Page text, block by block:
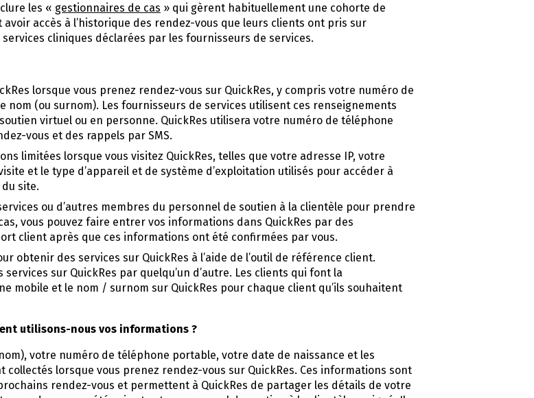
les « gestionnaires de cas » qui gèrent habituellement une cohorte de
accès à l’historique des rendez-vous que leurs clients ont pris sur
cliniques déclarées par les fournisseurs de services.
lorsque vous prenez rendez-vous sur QuickRes, y compris votre numéro de
(ou surnom). Les fournisseurs de services utilisent ces renseignements
virtuel ou en personne. QuickRes utilisera votre numéro de téléphone
vous et des rappels par SMS.
limitées lorsque vous visitez QuickRes, telles que votre adresse IP, votre
et le type d’appareil et de système d’exploitation utilisés pour accéder à
site.
ou d’autres membres du personnel de soutien à la clientèle pour prendre
vous pouvez faire entrer vos informations dans QuickRes par des
client après que ces informations ont été confirmées par vous.
obtenir des services sur QuickRes à l’aide de l’outil de référence client.
sur QuickRes par quelqu’un d’autre. Les clients qui font la
mobile et le nom / surnom sur QuickRes pour chaque client qu’ils souhaitent
utilisons-nous vos informations ?
votre numéro de téléphone portable, votre date de naissance et les
lorsque vous prenez rendez-vous sur QuickRes. Ces informations sont
rendez-vous et permettent à QuickRes de partager les détails de votre